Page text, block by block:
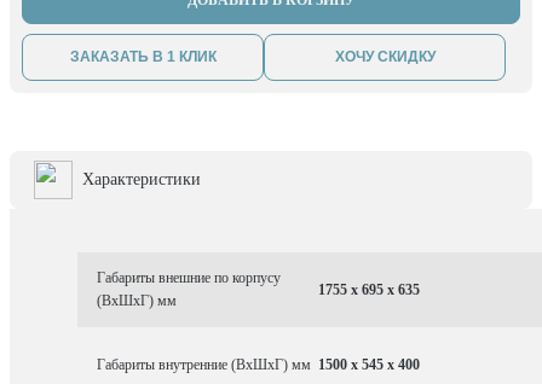
ЗАКАЗАТЬ В 1 КЛИК ХОЧУ СКИДКУ
Характеристики
Габариты внешние по корпусу
(ВхШхГ) мм
1755 x 695 x 635
Габариты внутренние (ВхШхГ) мм 1500 x 545 x 400